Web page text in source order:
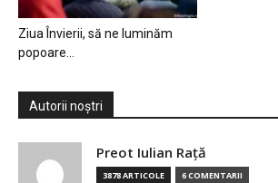
Ziua Învierii, să ne luminăm
popoare…
Autorii noștri
Preot Iulian Raţă
3878 ARTICOLE 6 COMENTARII